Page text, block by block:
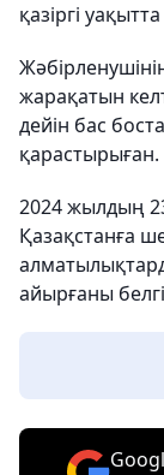
қазіргі
жарақатын
дейін бас
қарастырыған.
2024 жылдың
Қазақстанға
айырғаны